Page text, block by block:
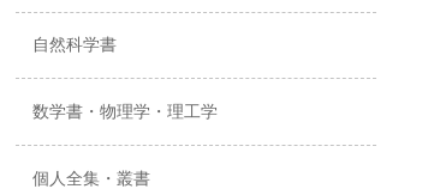
自然科学書
数学書・物理学・理工学
個人全集・叢書